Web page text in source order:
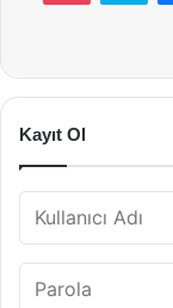
Kayıt Ol